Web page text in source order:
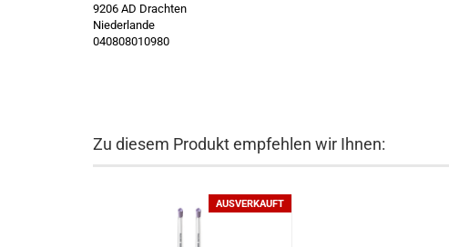
9206 AD Drachten
Niederlande
040808010980
Zu diesem Produkt empfehlen wir Ihnen:
AUSVERKAUFT